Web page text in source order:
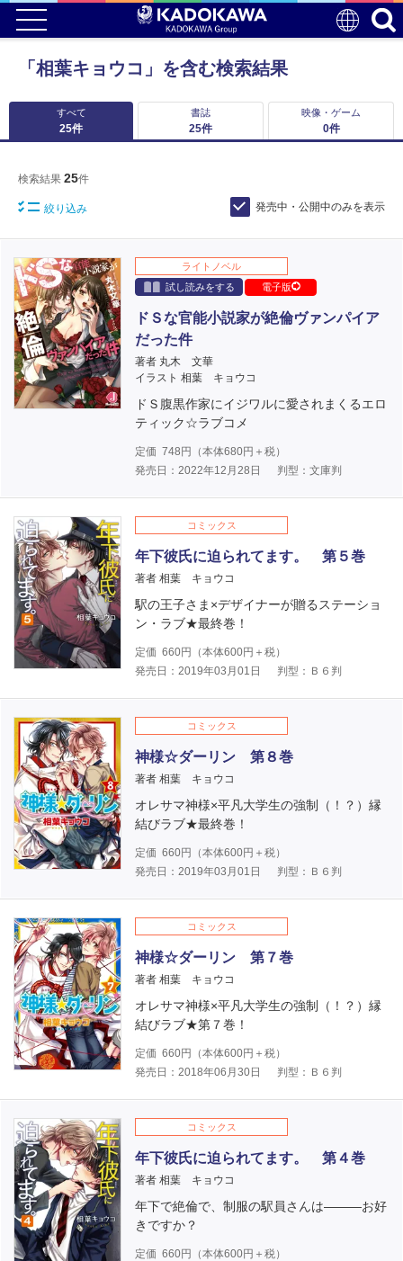
「相葉キョウコ」を含む検索結果
すべて
25件
書誌
25件
映像・ゲーム
0件
検索結果 25件
絞り込み 発売中・公開中のみを表示
ライトノベル
試し読みをする
電子版
ドＳな官能小説家が絶倫ヴァンパイア
だった件
著者 丸木 文華
イラスト 相葉 キョウコ
ドＳ腹黒作家にイジワルに愛されまくるエロ
ティック☆ラブコメ
定価 748 円（本体680円＋税）
発売日：2022年12月28日
判型：文庫判
コミックス
年下彼氏に迫られてます。 第５巻
著者 相葉 キョウコ
駅の王子さま×デザイナーが贈るステーショ
ン・ラブ★最終巻！
定価 660円（本体600円＋税）
発売日：2019年03月01日
判型：Ｂ６判
コミックス
神様☆ダーリン 第８巻
著者 相葉 キョウコ
オレサマ神様×平凡大学生の強制（！？）縁
結びラブ★最終巻！
定価 660円（本体600円＋税）
発売日：2019年03月01日
判型：Ｂ６判
コミックス
神様☆ダーリン 第７巻
著者 相葉 キョウコ
オレサマ神様×平凡大学生の強制（！？）縁
結びラブ★第７巻！
定価 660円（本体600円＋税）
発売日：2018年06月30日
判型：Ｂ６判
コミックス
年下彼氏に迫られてます。 第４巻
著者 相葉 キョウコ
年下で絶倫で、制服の駅員さんは―――お好
きですか？
定価 660円（本体600円＋税）